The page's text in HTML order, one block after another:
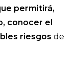
permitirá,
conocer el
riesgos de